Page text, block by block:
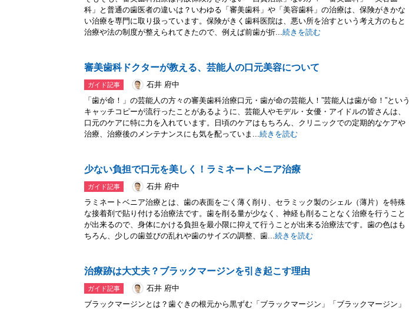
科」と普通の歯医者の違いは？いわゆる「審美歯科」や「美容歯科」の治療は、保険がきかな
い治療を専門に取り扱っています。保険がきく歯科医院は、悪い所を治すという考え方のもと
治療や法の制度が整えられてきたので、例えば前歯が折...続きを読む
審美歯科ドクターが教える、芸能人の口元美容について
ガイド記事
石井 府中
「歯が命！」の芸能人の方々の審美歯科治療口元・歯が命の芸能人！”芸能人は歯が命！”という
キャッチコピーが流行ったことがあるように、芸能人やモデル・女優・アイドルの皆さんは、
口元のケアに特に力を入れています。日頃のケアはもちろん、クリニックでの定期的なケアや
治療、治療後のメンテナンスにも気を配っていま...続きを読む
少ない負担で口元を美しく！ラミネートベニア治療
ガイド記事
石井 府中
ラミネートベニア治療とは、歯の表面をごく薄く削り、セラミック製のシェル（薄片）を特殊
な接着剤で貼り付ける治療法です。歯を削る量が少なく、神経も削ることなく治療を行うこと
が出来るので、身体にかける負担を最小限に抑えて行うことが出来る治療法です。歯の色はも
ちろん、少しの歯並びの乱れや歯のサイズの調整、歯...続きを読む
治療跡は大丈夫？ブラックマージンを引き起こす理由
ガイド記事
石井 府中
ブラックマージンとは？歯ぐきの根元から黒ずむ「ブラックマージン」「ブラックマージン」